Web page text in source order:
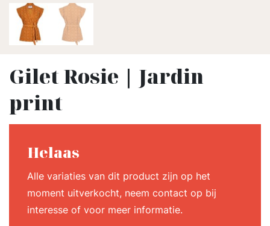
Gilet Rosie | Jardin
print
Helaas
Alle variaties van dit product zijn op het
moment uitverkocht, neem contact op bij
interesse of voor meer informatie.